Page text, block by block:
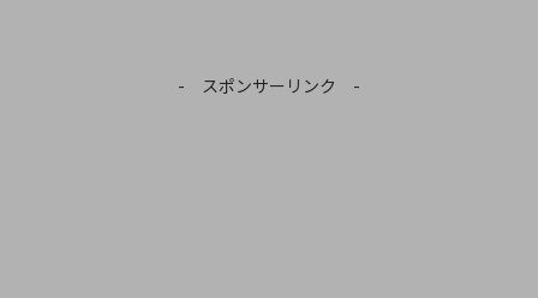
- スポンサーリンク -